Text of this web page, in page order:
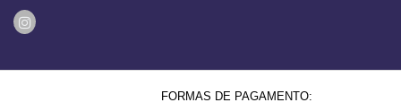
FORMAS DE PAGAMENTO: